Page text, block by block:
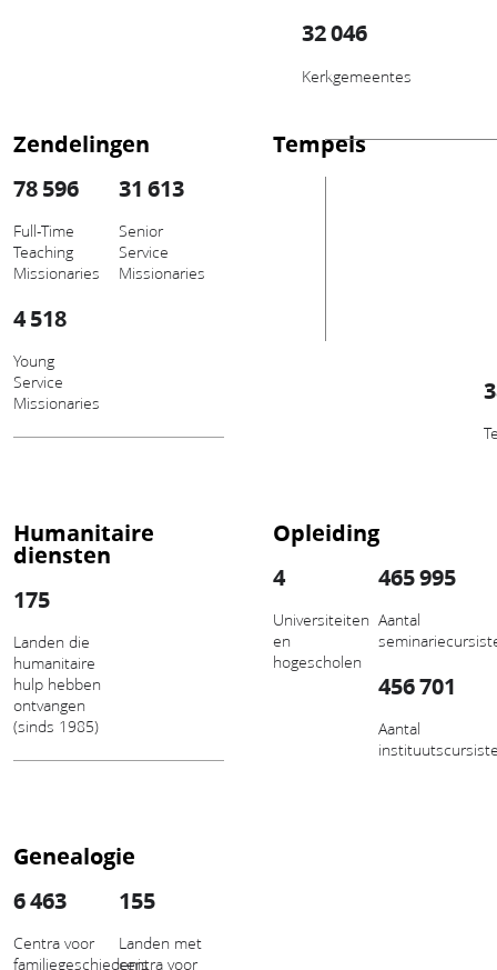
32 046
Kerkgemeentes
Zendelingen
78 596
Full-Time
Teaching
Missionaries
31 613
Senior
Service
Missionaries
4 518
Young
Service
Missionaries
Tempels
Humanitaire
diensten
175
Landen die
humanitaire
hulp hebben
ontvangen
(sinds 1985)
Opleiding
4
Universiteiten
en
hogescholen
465 995
Aantal
456 701
Aantal
Genealogie
6 463
Centra voor
familiegeschiedenis
155
Landen met
centra voor